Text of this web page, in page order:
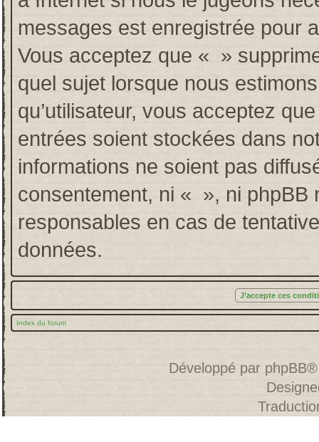
messages est enregistrée pour
Vous acceptez que « »
quel sujet lorsque nous
qu’utilisateur, vous acceptez
entrées soient stockées dans
informations ne soient pas
consentement, ni « », ni phpBB
responsables en cas de
données.
Index du forum
Développé par phpBB®